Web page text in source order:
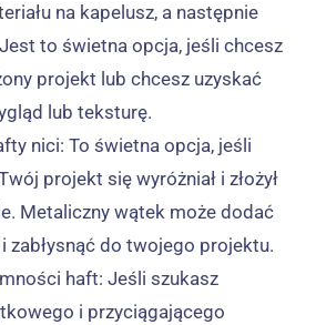
na kapelusz, a następnie
to świetna opcja, jeśli chcesz
projekt lub chcesz uzyskać
lub teksturę.
nici: To świetna opcja, jeśli
projekt się wyróżniał i złożył
Metaliczny wątek może dodać
zabłysnąć do twojego projektu.
haft: Jeśli szukasz
i przyciągającego